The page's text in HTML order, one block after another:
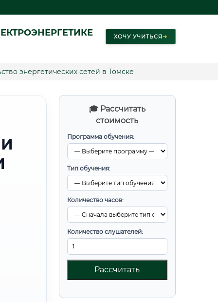
ХОЧУ УЧИТЬСЯ➜
энергетических сетей в Томске
🎓 Рассчитать
стоимость
Программа обучения:
Тип обучения:
Количество часов:
Количество слушателей:
Рассчитать